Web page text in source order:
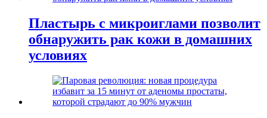
Пластырь с микроиглами позволит
обнаружить рак кожи в домашних
условиях